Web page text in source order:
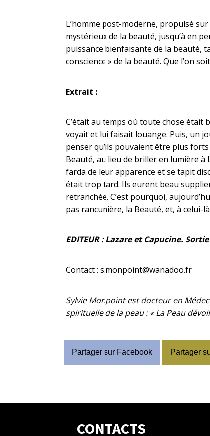
L’homme post-moderne, propulsé
mystérieux de la beauté, jusqu’à en
puissance bienfaisante de la beauté,
conscience » de la beauté. Que l’on
Extrait :
C’était au temps où toute chose était
voyait et lui faisait louange. Puis, un
penser qu’ils pouvaient être plus
Beauté, au lieu de briller en lumière à
farda de leur apparence et se tapit
était trop tard. Ils eurent beau supplier
retranchée. C’est pourquoi,
pas rancunière, la Beauté, et, à celui-
EDITEUR : Lazare et Capucine.
Contact : s.monpoint@wanadoo.fr
Sylvie Monpoint est docteur en
spirituelle de la peau : « La Peau
Partager sur Facebook Partager
CONTACTS